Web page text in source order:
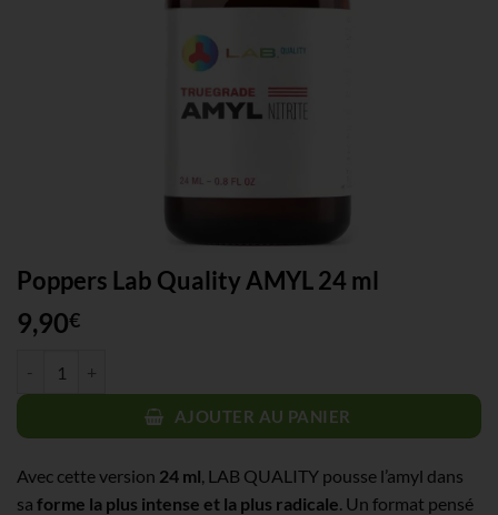
Poppers Lab Quality AMYL 24 ml
9,90€
AJOUTER AU PANIER
Avec cette version 24 ml, LAB QUALITY pousse l’amyl dans
sa forme la plus intense et la plus radicale. Un format pensé